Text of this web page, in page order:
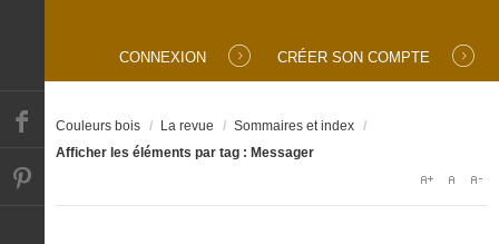
CONNEXION CRÉER SON COMPTE
Couleurs bois / La revue / Sommaires et index /
Afficher les éléments par tag : Messager